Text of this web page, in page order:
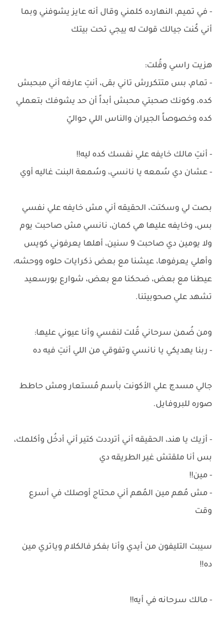
- في تميم، النهارده كلمني وقال أنه عايز يشوفني وبما
أني كُنت جيالك قولت له ييجي تحت بيتك
هزيت راسي وقُلت:
- تمام، بس متتكررش تاني بقى، أنتِ عارفه أني مبحبش
كده، وكونك صحبتي محبش أبداً أن حد يشوفك بتعملي
كده وخصوصاً الجيران والناس اللي حواليّ
- أنتِ مالك خايفه علي نفسك كده ليه!!
- عشان دي سُمعه يا نانسي، وسُمعة البنت غاليه أوي
بصت لي وسكتت، الحقيقه أني مش خايفه علي نفسي
بس، وخايفه عليها هي كمان، نانسي مش صاحبت يوم
ولا يومين دي صاحبت 9 سنين، أهلها يعرفوني كويس
وأهلي يعرفوها، عيشنا مع بعض ذكرايات حلوه ووحشه،
عيطنا مع بعض، ضحكنا مع بعض، شوارع بورسعيد
تشهد علي صحوبيتنا.
ومن ضُمن سرحاني قُلت لنفسي وأنا عيوني عليها:
- ربنا يهديكي يا نانسي وتفوقي من اللي أنتِ فيه ده
جالي مسدچ علي الأكونت بأسم مُستعار ومش حاطط
صوره للبروفايل.
- أزيك يا هند، الحقيقه أني أترددت كتير أني أدخُل وأكلمك،
بس أنا ملقتش غير الطريقه دي
- مين!!
- مش مُهم مين المُهم أني محتاج أوصلك في أسرع
وقت
سيبت التليفون من أيدي وأنا بفكر فالكلام وياتري مين
ده!!
- مالك سرحانه في أيه!!